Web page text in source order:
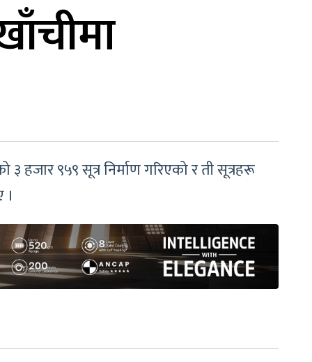
हजार ९५९ सूत्र निर्माण गरिएको र ती सूत्रहरू